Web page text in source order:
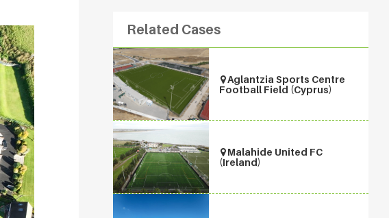
Related Cases
Aglantzia Sports Centre
Football Field (Cyprus)
Malahide United FC
(Ireland)